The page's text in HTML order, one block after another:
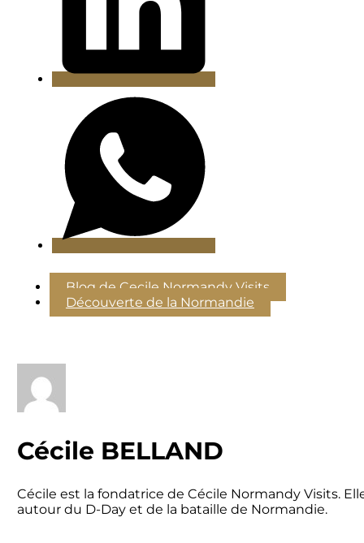
Blog de Cecile Normandy Visits
Découverte de la Normandie
Cécile BELLAND
Cécile est la fondatrice de Cécile Normandy Visits.
autour du D-Day et de la bataille de Normandie.